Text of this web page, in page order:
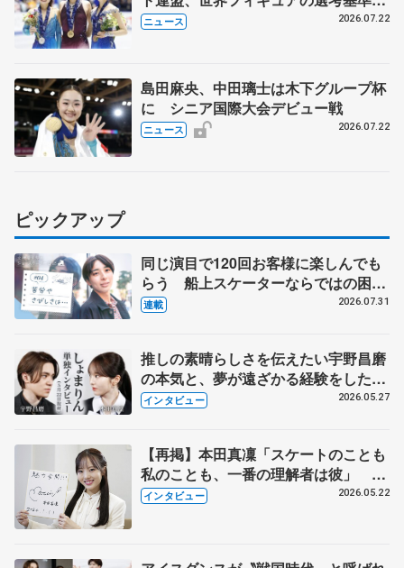
承認
ニュース 2026.07.22
島田麻央、中田璃士は木下グループ杯
に シニア国際大会デビュー戦
ニュース 2026.07.22
ピックアップ
同じ演目で120回お客様に楽しんでも
らう 船上スケーターならではの困難
とは 影響あったPIW前キャプテン松
連載 2026.07.31
推しの素晴らしさを伝えたい宇野昌磨
の本気と、夢が遠ざかる経験をした本
田真凜の覚悟
インタビュー 2026.05.27
【再掲】本田真凜「スケートのことも
私のことも、一番の理解者は彼」 引
退時の単独インタビューで語った競技
インタビュー 2026.05.22